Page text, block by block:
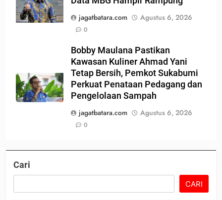
jagatbatara.com
Agustus 6, 2026
0
Bobby Maulana Pastikan
Kawasan Kuliner Ahmad Yani
Tetap Bersih, Pemkot Sukabumi
Perkuat Penataan Pedagang dan
Pengelolaan Sampah
jagatbatara.com
Agustus 6, 2026
0
Cari
CARI